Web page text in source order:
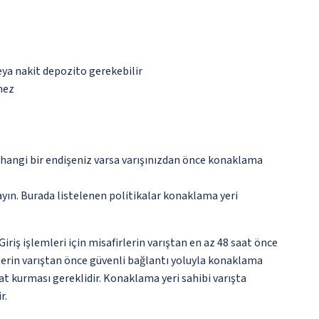
nakit depozito gerekebilir
bir endişeniz varsa varışınızdan önce konaklama
Burada listelenen politikalar konaklama yeri
işlemleri için misafirlerin varıştan en az 48 saat önce
varıştan önce güvenli bağlantı yoluyla konaklama
gereklidir. Konaklama yeri sahibi varışta